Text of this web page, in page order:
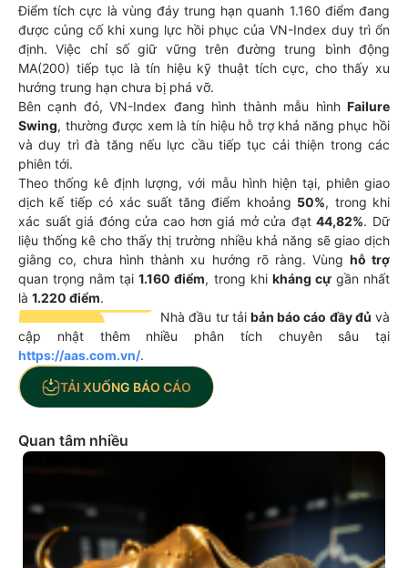
Điểm tích cực là vùng đáy trung hạn quanh 1.160 điểm đang
được củng cố khi xung lực hồi phục của VN-Index duy trì ổn
định. Việc chỉ số giữ vững trên đường trung bình động
MA(200) tiếp tục là tín hiệu kỹ thuật tích cực, cho thấy xu
hướng trung hạn chưa bị phá vỡ.
Bên cạnh đó, VN-Index đang hình thành mẫu hình Failure
Swing, thường được xem là tín hiệu hỗ trợ khả năng phục hồi
và duy trì đà tăng nếu lực cầu tiếp tục cải thiện trong các
phiên tới.
Theo thống kê định lượng, với mẫu hình hiện tại, phiên giao
dịch kế tiếp có xác suất tăng điểm khoảng 50%, trong khi
xác suất giá đóng cửa cao hơn giá mở cửa đạt44,82%. Dữ
liệu thống kê cho thấy thị trường nhiều khả năng sẽ giao dịch
giằng co, chưa hình thành xu hướng rõ ràng. Vùng hỗ trợ
quan trọng nằm tại1.160 điểm, trong khi kháng cựgần nhất
là 1.220 điểm.
Nhà đầu tư tải bản báo cáo đầy đủ và
cập nhật thêm nhiều phân tích chuyên sâu tại
https://aas.com.vn/.
TẢI XUỐNG BÁO CÁO
Quan tâm nhiều